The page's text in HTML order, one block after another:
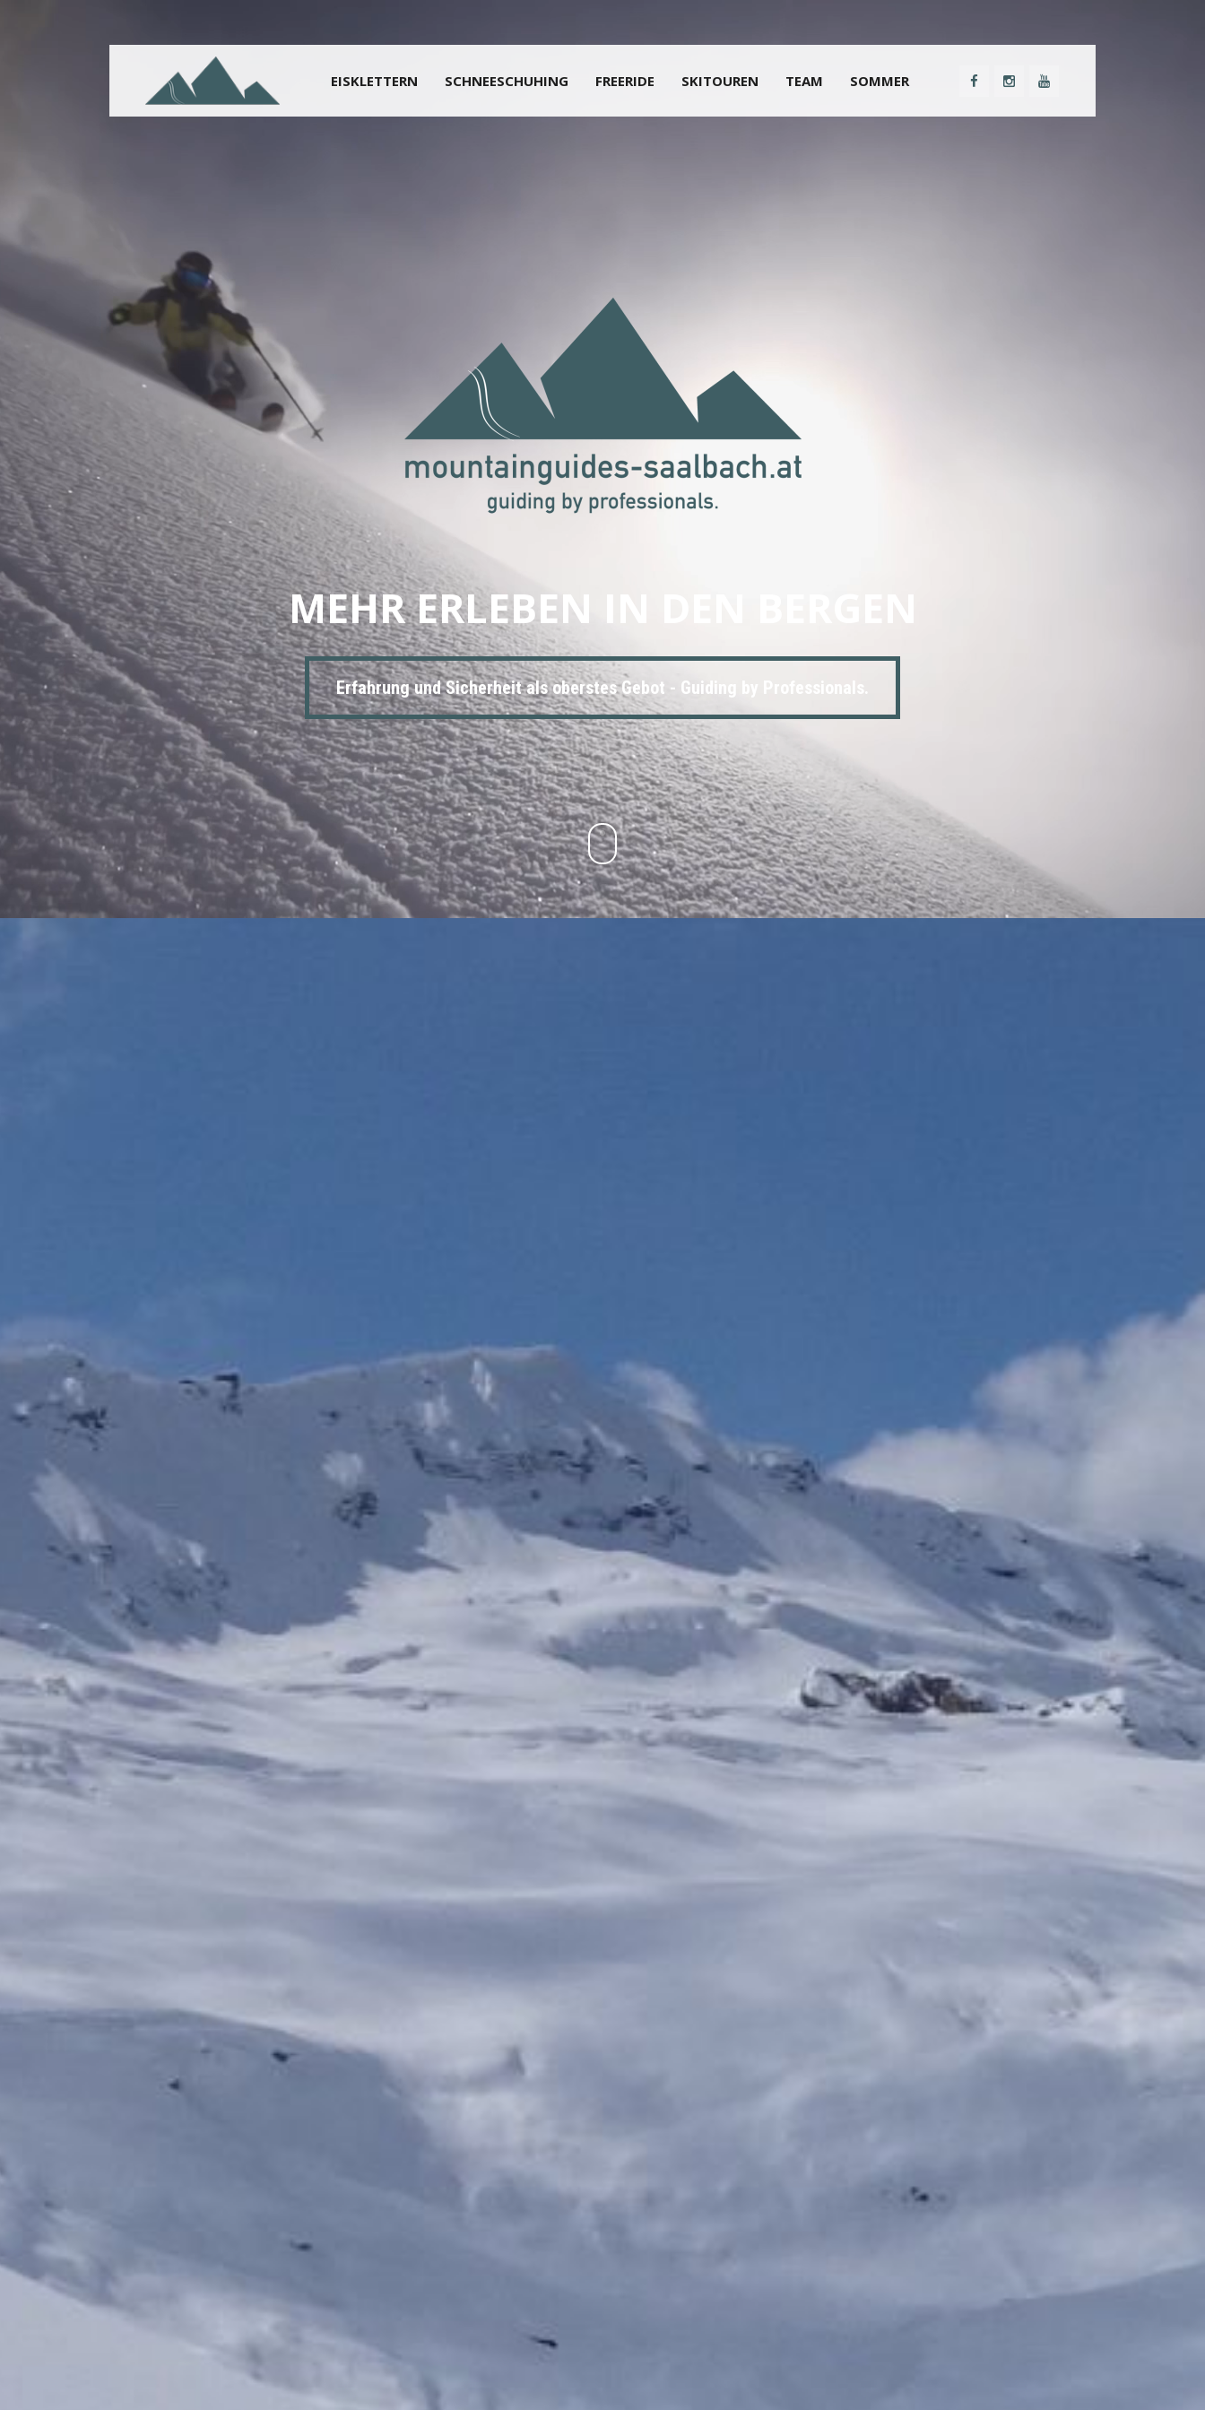
EISKLETTERN SCHNEESCHUHING FREERIDE SKITOUREN TEAM SOMMER
MEHR ERLEBEN IN DEN BERGEN
Erfahrung und Sicherheit als oberstes Gebot - Guiding by Professionals.